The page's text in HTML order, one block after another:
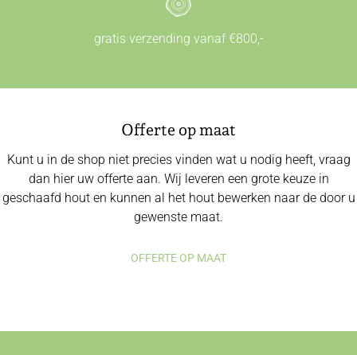
gratis verzending vanaf €800,-
Offerte op maat
Kunt u in de shop niet precies vinden wat u nodig heeft, vraag
dan hier uw offerte aan. Wij leveren een grote keuze in
geschaafd hout en kunnen al het hout bewerken naar de door u
gewenste maat.
OFFERTE OP MAAT